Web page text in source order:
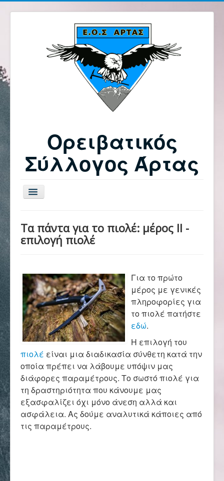
Ορειβατικός
Σύλλογος Άρτας
Εναλλαγή
πλοήγησης
Αρχική
Ορειβασία
Αναρρίχηση
Βουνό και φύση
Φωτο - Video
Τα πάντα για το πιολέ: μέρος ΙΙ -
επιλογή πιολέ
Για το πρώτο
μέρος με γενικές
πληροφορίες για
το πιολέ πατήστε
εδώ.
Η επιλογή του
πιολέ είναι μια διαδικασία σύνθετη κατά την
οποία πρέπει να λάβουμε υπόψιν μας
διάφορες παραμέτρους. Το σωστό πιολέ για
τη δραστηριότητα που κάνουμε μας
εξασφαλίζει όχι μόνο άνεση αλλά και
ασφάλεια. Ας δούμε αναλυτικά κάποιες από
τις παραμέτρους.